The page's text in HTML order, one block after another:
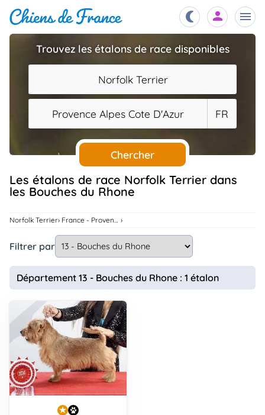
Chiots
Éleveurs
Étalons
Chiens
Services
Assurances
Connexion
Trouvez les étalons de race disponibles
Norfolk Terrier
Provence Alpes Cote D'Azur FR
Chercher
Les étalons de race Norfolk Terrier dans
les Bouches du Rhone
Norfolk Terrier France - Provence Alpes Cote D'Azur
Filtrer par
Département 13 - Bouches du Rhone : 1 étalon